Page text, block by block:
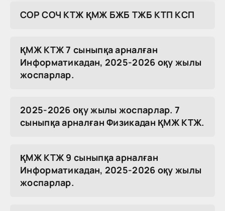
COP COЧ KTЖ ҚMЖ БЖБ TЖБ KTП KCП
ҚМЖ КТЖ 7 сыныпқа арналған
Информатикадан, 2025-2026 оқу жылы
жоспарлар.
2025-2026 оқу жылы жоспарлар. 7
сыныпқа арналған Физикадан ҚМЖ КТЖ.
ҚМЖ КТЖ 9 сыныпқа арналған
Информатикадан, 2025-2026 оқу жылы
жоспарлар.